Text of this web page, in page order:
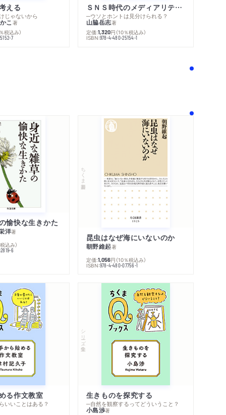
える
じゃないから
こ著
税込み）
7
ＳＮＳ時代のメディアリテラシー
─ウソとホントは見分けられる？
山脇岳志著
定価:1,320円 （10％税込み）
ISBN:978-4-480-25154-1
愉快な生きかた
洋著
込み）
6
ちくま新書
昆虫はなぜ海にいないのか
朝野維起著
定価:1,056円 （10％税込み）
ISBN:978-4-480-07756-1
る作文教室
いいことはある？
シリーズ・全集
生きものを探究する
─自然を観察するってどういうこと？
小島渉著